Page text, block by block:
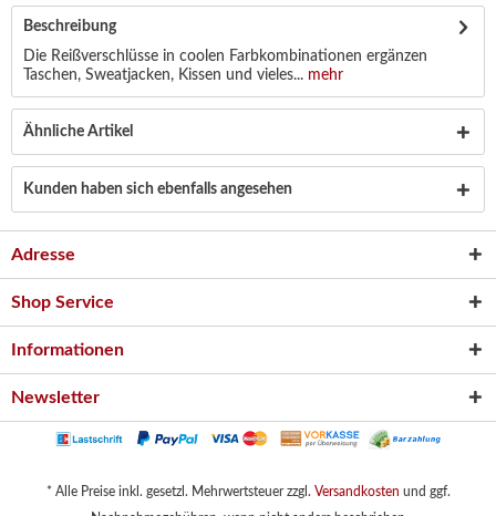
Beschreibung
Die Reißverschlüsse in coolen Farbkombinationen ergänzen
Taschen, Sweatjacken, Kissen und vieles... mehr
Ähnliche Artikel
Kunden haben sich ebenfalls angesehen
Adresse
Shop Service
Informationen
Newsletter
* Alle Preise inkl. gesetzl. Mehrwertsteuer zzgl. Versandkosten und ggf.